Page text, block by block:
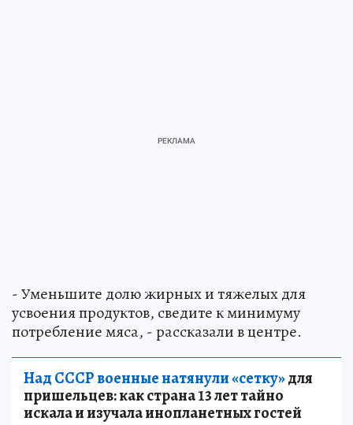
- Уменьшите долю жирных и тяжелых для
усвоения продуктов, сведите к минимуму
потребление мяса, - рассказали в центре.
Над СССР военные натянули «сетку»для
пришельцев: как страна 13 лет тайно
искала и изучала инопланетных гостей